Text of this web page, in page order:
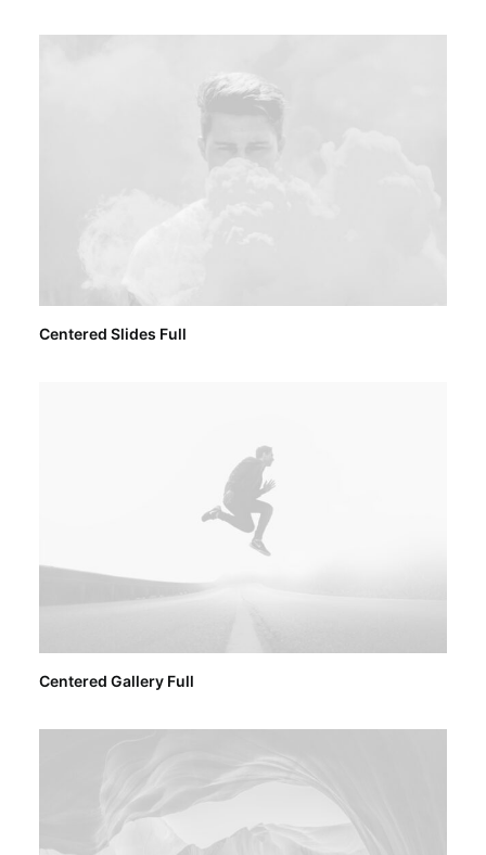
Centered Slides Full
Centered Gallery Full